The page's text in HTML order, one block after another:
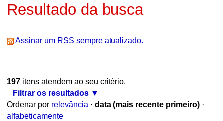
Resultado da busca
Assinar um RSS sempre atualizado.
197itens atendem ao seu critério.
Filtrar os resultados
Ordenar por relevância · data (mais recente primeiro) ·
alfabeticamente